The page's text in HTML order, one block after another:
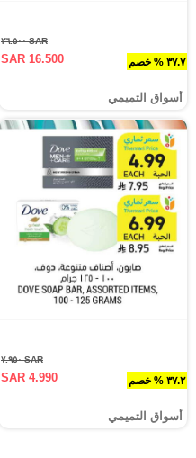
٣٧.٧ % خصم
SAR ٢٦.٥٠٠
SAR 16.500
أسواق التميمي
٣٧.٢ % خصم
SAR ٧.٩٥٠
SAR 4.990
أسواق التميمي